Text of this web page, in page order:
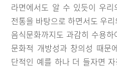
라면에서도 알 수 있듯이 우
전통을 바탕으로 하면서도 우
음식문화까지도 과감히 수용
문화적 개방성과 창의성 때문
단적인 예를 하나 더 들자면